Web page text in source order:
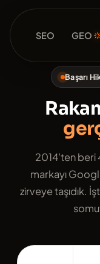
SEO GEO
Başarı
2014’ten
markayı
zirveye taşıdık.